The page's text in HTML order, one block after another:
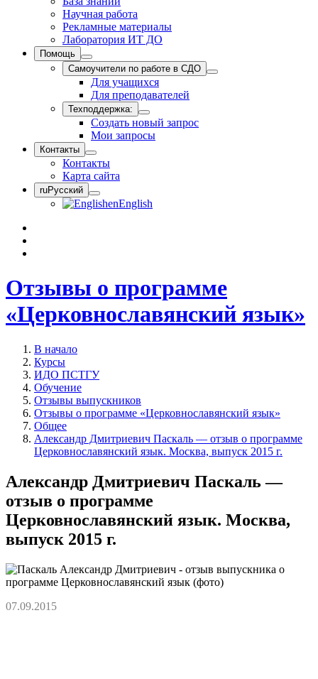
Научная работа
Рекламные материалы
Лаборатория ИТ ДО
Помощь
Самоучители по работе в СДО
Для учащихся
Для преподавателей
Техподдержка:
Создать новый запрос
Мои запросы
Контакты
Контакты
Карта сайта
ruРусский
enEnglish
Отзывы о программе
«Церковнославянский язык»
В начало
Курсы
ИДО ПСТГУ
Обучение
Отзывы выпускников
Отзывы о программе «Церковнославянский язык»
Общее
Александр Дмитриевич Паскаль — отзыв о программе
Церковнославянский язык. Москва, выпуск 2015 г.
Александр Дмитриевич Паскаль —
отзыв о программе
Церковнославянский язык. Москва,
выпуск 2015 г.
07.09.2015